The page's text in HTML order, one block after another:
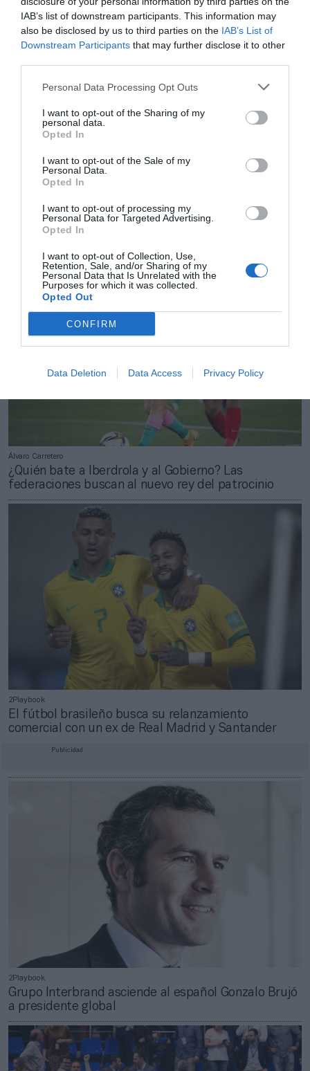
IAB’s list of downstream participants. This information may
also be disclosed by us to third parties on the IAB’s List of
Downstream Participants that may further disclose it to other
Personal Data Processing Opt Outs
I want to opt-out of the Sharing of my
personal data.
Opted In
I want to opt-out of the Sale of my
Personal Data.
Opted In
I want to opt-out of processing my
Personal Data for Targeted Advertising.
Opted In
I want to opt-out of Collection, Use,
Retention, Sale, and/or Sharing of my
Personal Data that Is Unrelated with the
Purposes for which it was collected.
Opted Out
CONFIRM
Data Deletion Data Access Privacy Policy
2Playbook
Lenovo releva a Iberostar como patrocinador
Álvaro Carretero
¿Quién bate a Iberdrola y al Gobierno? Las
federaciones buscan al nuevo rey del patrocinio
2Playbook
El fútbol brasileño busca su relanzamiento
comercial con un ex de Real Madrid y Santander
Publicidad
2Playbook
Grupo Interbrand asciende al español Gonzalo Brujó
a presidente global